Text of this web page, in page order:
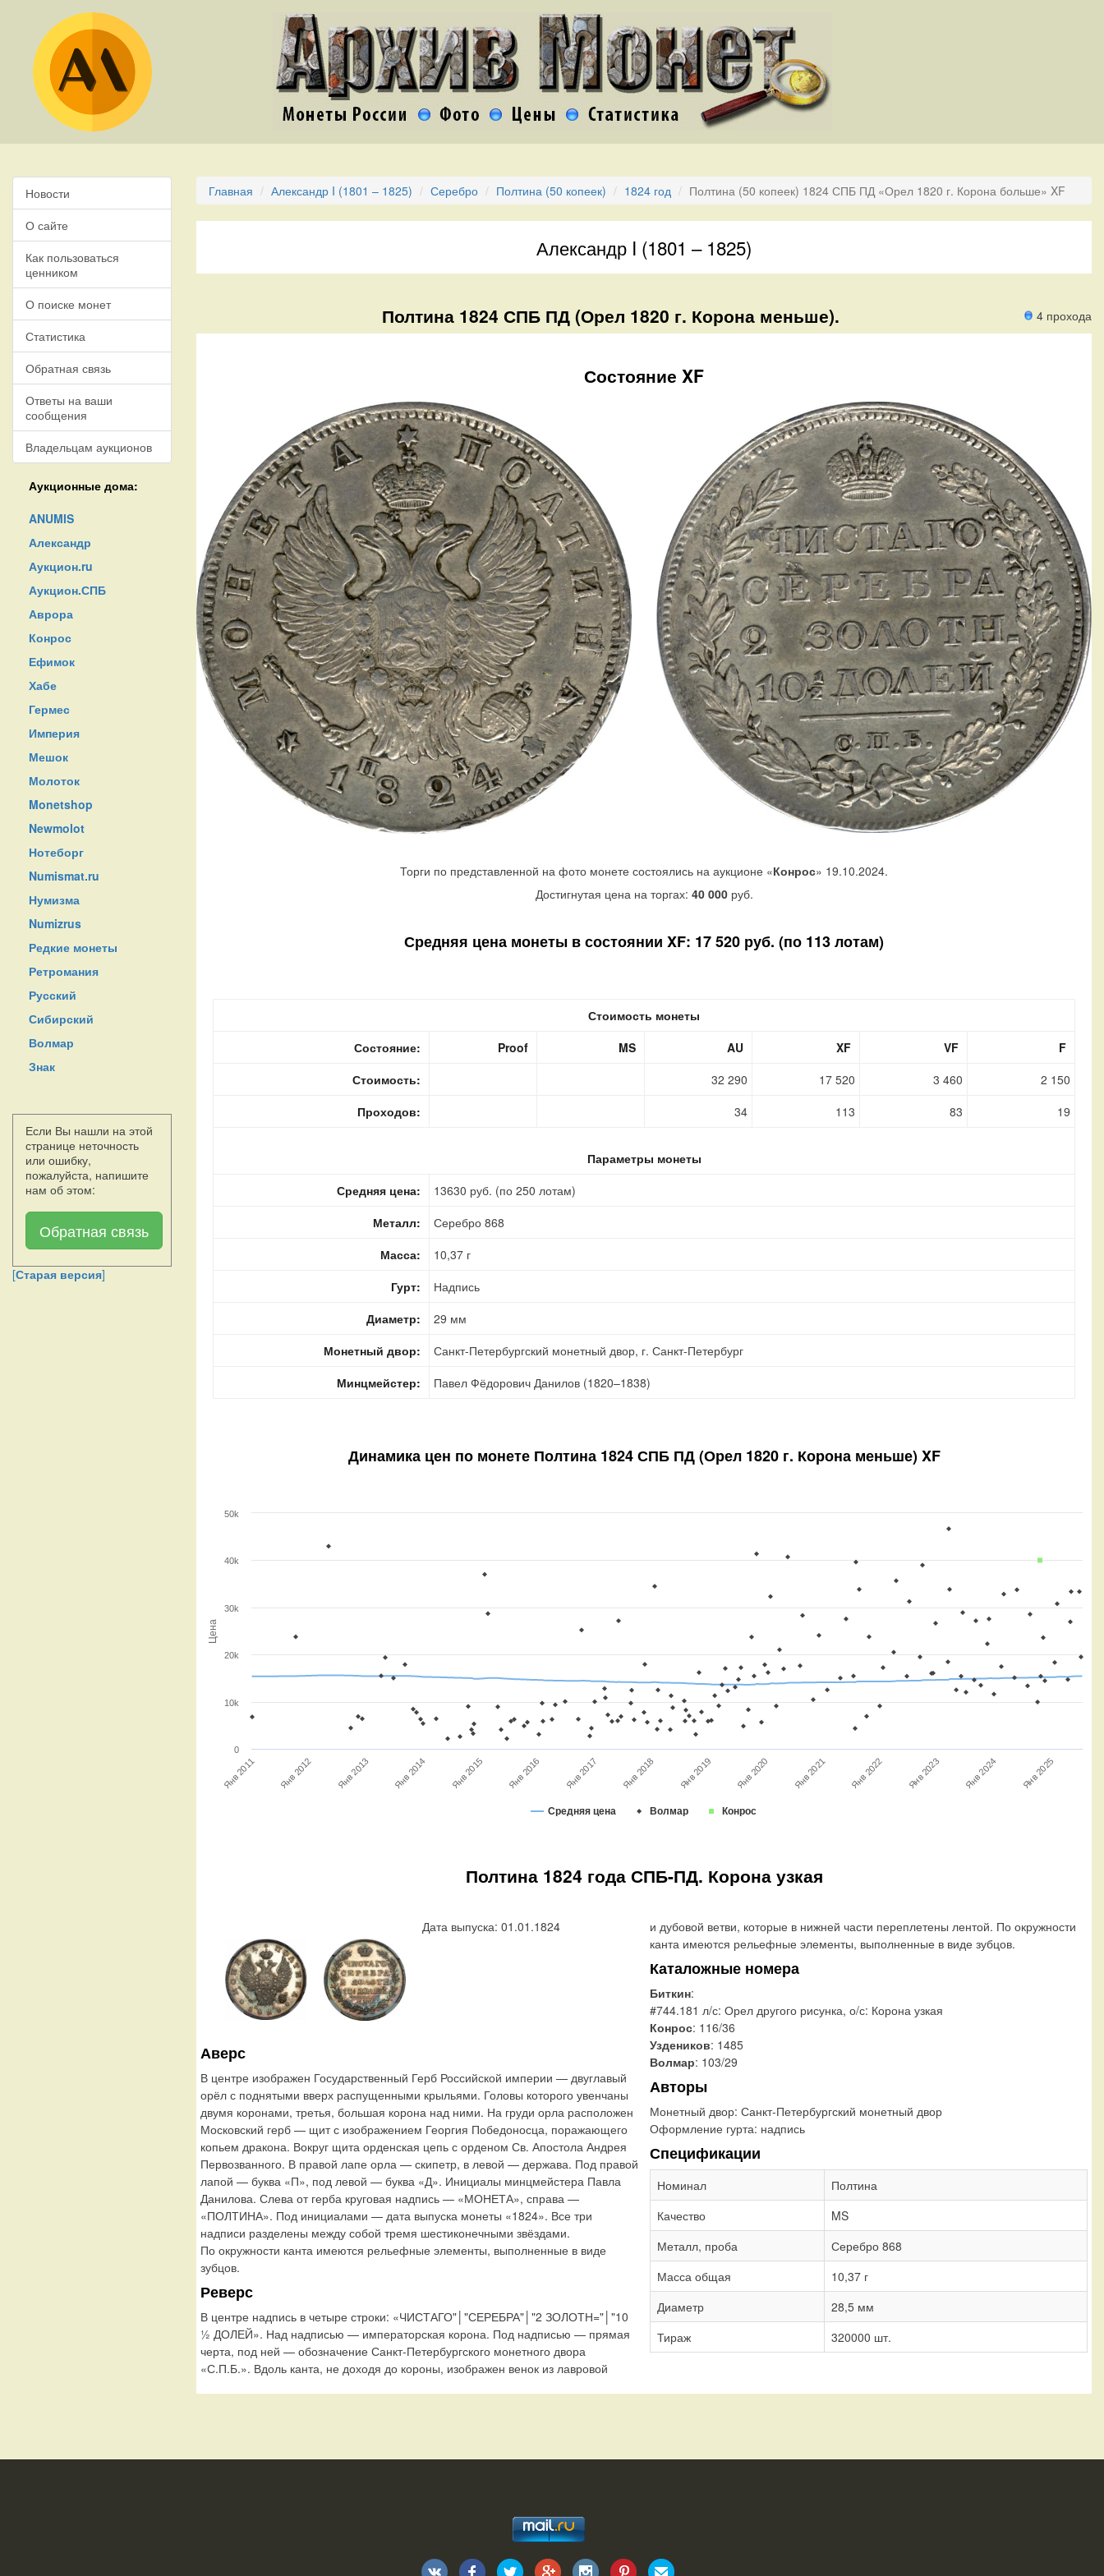
Новости
О сайте
Как пользоваться
ценником
О поиске монет
Статистика
Обратная связь
Ответы на ваши
сообщения
Владельцам аукционов
Аукционные дома:
ANUMIS
Александр
Аукцион.ru
Аукцион.СПБ
Аврора
Конрос
Ефимок
Хабе
Гермес
Империя
Мешок
Молоток
Monetshop
Newmolot
Нотеборг
Numismat.ru
Нумизма
Numizrus
Редкие монеты
Ретромания
Русский
Сибирский
Волмар
Знак
Если Вы нашли на этой
странице неточность
или ошибку,
пожалуйста, напишите
нам об этом:
Обратная связь
[Старая версия]
Главная Александр I (1801 – 1825) Серебро Полтина (50 копеек) 1824 год Полтина (50 копеек) 1824 СПБ ПД «Орел 1820 г. Корона больше» XF
Александр I (1801 – 1825)
4 прохода
Полтина 1824 СПБ ПД (Орел 1820 г. Корона меньше).
Состояние XF
Торги по представленной на фото монете состоялись на аукционе «Конрос» 19.10.2024.
Достигнутая цена на торгах: 40 000руб.
Средняя цена монеты в состоянии XF: 17 520 руб. (по 113 лотам)
Стоимость монеты
Состояние:
Proof MS AU XF VF
F
Стоимость:
32 290 17 520 3 460
2 150
Проходов:
34 113 83 19
Параметры монеты
Средняя цена:
13630 руб. (по 250 лотам)
Металл:
Серебро 868
Масса:
10,37 г
Гурт:
Надпись
Диаметр:
29 мм
Монетный двор:
Санкт-Петербургский монетный двор, г. Санкт-Петербург
Минцмейстер:
Павел Фёдорович Данилов (1820–1838)
Динамика цен по монете Полтина 1824 СПБ ПД (Орел 1820 г. Корона меньше) XF
Цена
Средняя цена Волмар Конрос
Янв 2011 Янв 2012 Янв 2013 Янв 2014 Янв 2015 Янв 2016 Янв 2017 Янв 2018 Янв 2019 Янв 2020 Янв 2021 Янв 2022 Янв 2023 Янв 2024 Янв 2025
0
10k
20k
30k
40k
50k
Полтина 1824 года СПБ-ПД. Корона узкая
Дата выпуска: 01.01.1824
Аверс
В центре изображен Государственный Герб Российской империи — двуглавый
орёл с поднятыми вверх распущенными крыльями. Головы которого увенчаны
двумя коронами, третья, большая корона над ними. На груди орла расположен
Московский герб — щит с изображением Георгия Победоносца, поражающего
копьем дракона. Вокруг щита орденская цепь с орденом Св. Апостола Андрея
Первозванного. В правой лапе орла — скипетр, в левой — держава. Под правой
лапой — буква «П», под левой — буква «Д». Инициалы минцмейстера Павла
Данилова. Слева от герба круговая надпись — «МОНЕТА», справа —
«ПОЛТИНА». Под инициалами — дата выпуска монеты «1824». Все три
надписи разделены между собой тремя шестиконечными звёздами.
По окружности канта имеются рельефные элементы, выполненные в виде
зубцов.
Реверс
В центре надпись в четыре строки: «ЧИСТАГО"│"СЕРЕБРА"│"2 ЗОЛОТН="│"10
½ ДОЛЕЙ». Над надписью — императорская корона. Под надписью — прямая
черта, под ней — обозначение Санкт-Петербургского монетного двора
«С.П.Б.». Вдоль канта, не доходя до короны, изображен венок из лавровой
и дубовой ветви, которые в нижней части переплетены лентой. По окружности
канта имеются рельефные элементы, выполненные в виде зубцов.
Каталожные номера
Биткин:
#744.181 л/с: Орел другого рисунка, о/с: Корона узкая
Конрос: 116/36
Уздеников: 1485
Волмар: 103/29
Авторы
Монетный двор: Санкт-Петербургский монетный двор
Оформление гурта: надпись
Спецификации
Номинал
Полтина
Качество
MS
Металл, проба
Серебро 868
Масса общая
10,37 г
Диаметр
28,5 мм
Тираж
320000 шт.